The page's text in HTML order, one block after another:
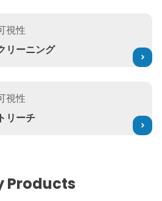
視性
リーニング
視性
リーチ
Products